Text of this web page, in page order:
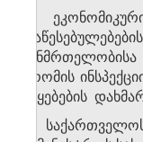
2.
შრომის
უწყებების
ა)